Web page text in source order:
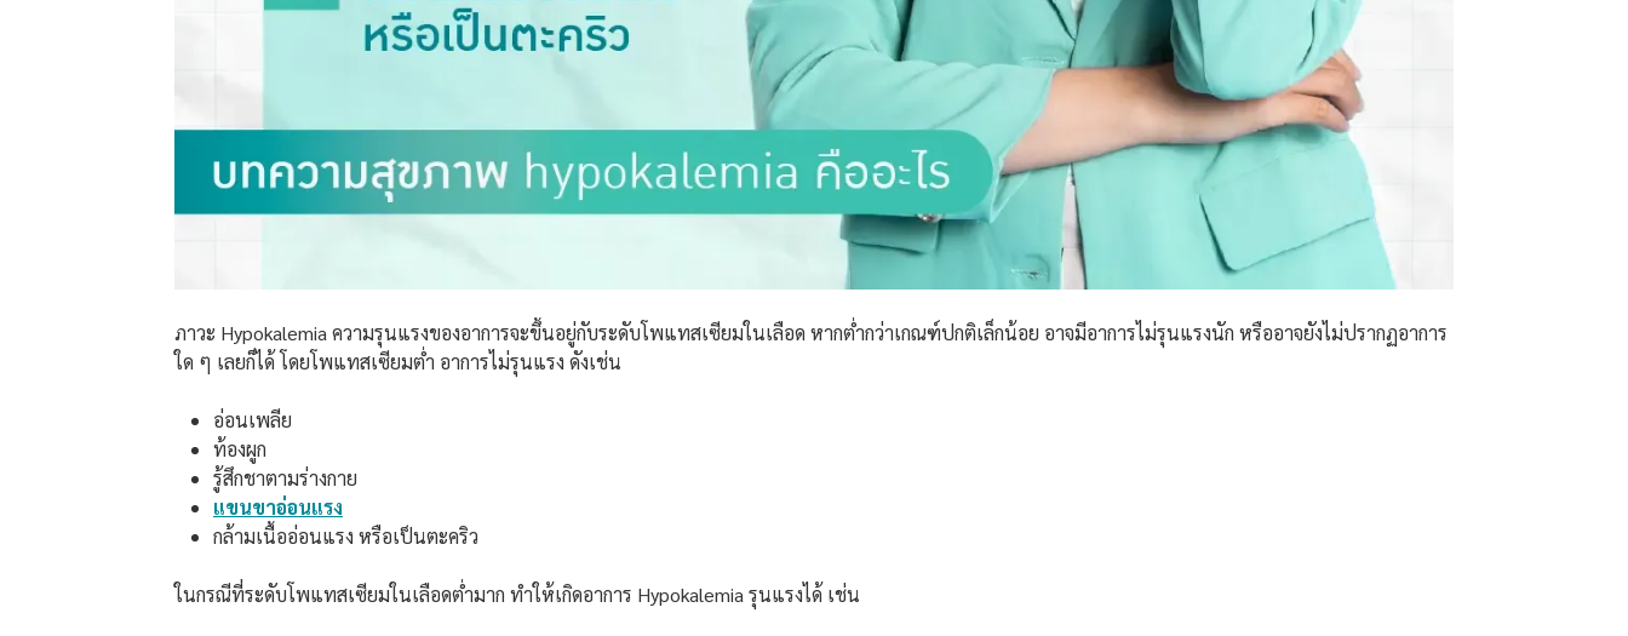
ภาวะ Hypokalemia ความรุนแรงของอาการจะขึ้นอยู่กับระดับโพแทสเซียมในเลือด หากต่ำกว่าเกณฑ์ปกติเล็กน้อย อาจมีอาการไม่รุนแรงนัก หรืออาจยังไม่ปรากฏอาการ
ใด ๆ เลยก็ได้ โดยโพแทสเซียมต่ำ อาการไม่รุนแรง ดังเช่น
อ่อนเพลีย
ท้องผูก
รู้สึกชาตามร่างกาย
แขนขาอ่อนแรง
กล้ามเนื้ออ่อนแรง หรือเป็นตะคริว
ในกรณีที่ระดับโพแทสเซียมในเลือดต่ำมาก ทำให้เกิดอาการ Hypokalemia รุนแรงได้ เช่น